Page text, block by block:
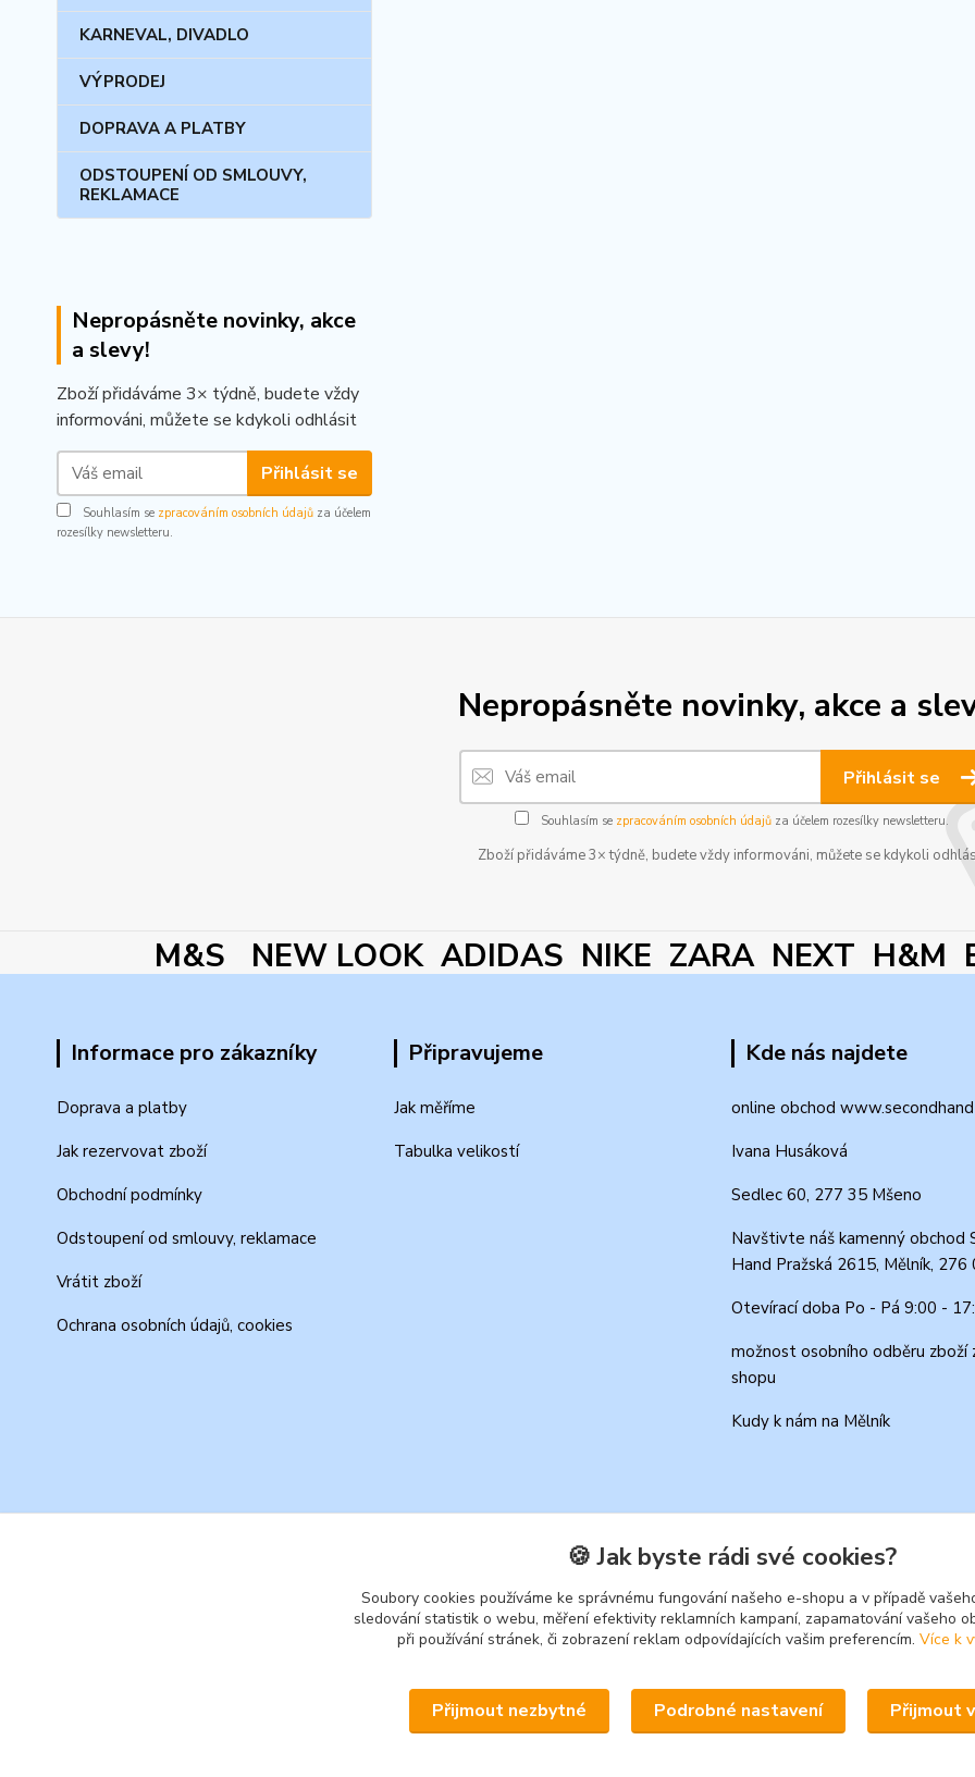
KARNEVAL, DIVADLO
VÝPRODEJ
DOPRAVA A PLATBY
ODSTOUPENÍ OD SMLOUVY,
REKLAMACE
Nepropásněte novinky, akce
a slevy!
Zboží přidáváme 3× týdně, budete vždy
informováni, můžete se kdykoli odhlásit
Přihlásit se
Souhlasím se zpracováním osobních údajů za účelem
rozesílky newsletteru.
Nepropásněte novinky, akce a
Přihlásit se
Souhlasím se zpracováním osobních údajůza účelem rozesílky newsletteru.
Zboží přidáváme 3× týdně, budete vždy informováni, můžete se kdykoli
M&S NEW LOOK ADIDAS NIKE ZARA NEXT H&M
Informace pro zákazníky
Doprava a platby
Jak rezervovat zboží
Obchodní podmínky
Odstoupení od smlouvy, reklamace
Vrátit zboží
Ochrana osobních údajů, cookies
Připravujeme
Jak měříme
Tabulka velikostí
Kde nás najdete
online obchod
Ivana Husáková
Sedlec 60, 277 35 Mšeno
Navštivte náš kamenný obchod
Hand Pražská 2615, Mělník, 276
Otevírací doba Po - Pá 9:00 -
možnost osobního odběru zboží
shopu
Kudy k nám na Mělník
🍪 Jak byste rádi své cookies?
Soubory cookies používáme ke správnému fungování našeho e-shopu a v případě
sledování statistik o webu, měření efektivity reklamních kampaní, zapamatování vašeho
při používání stránek, či zobrazení reklam odpovídajících vašim preferencím. Více k
Přijmout nezbytné Podrobné nastavení Přijmout